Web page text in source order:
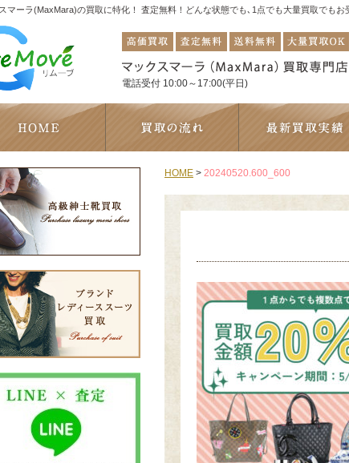
マーラ(MaxMara)の買取に特化！ 査定無料！どんな状態でも､1点でも大量買取でもお
電話受付 10:00～17:00(平日)
HOME > 20240520.600_600